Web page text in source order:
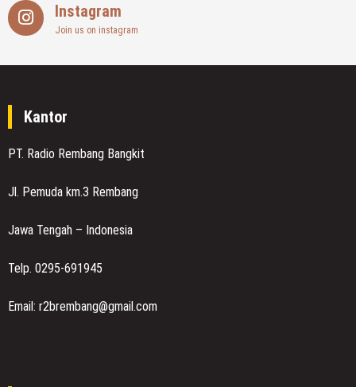
Instagram
Join us on instagram
Kantor
PT. Radio Rembang Bangkit
Jl. Pemuda km.3 Rembang
Jawa Tengah – Indonesia
Telp. 0295-691945
Email: r2brembang@gmail.com